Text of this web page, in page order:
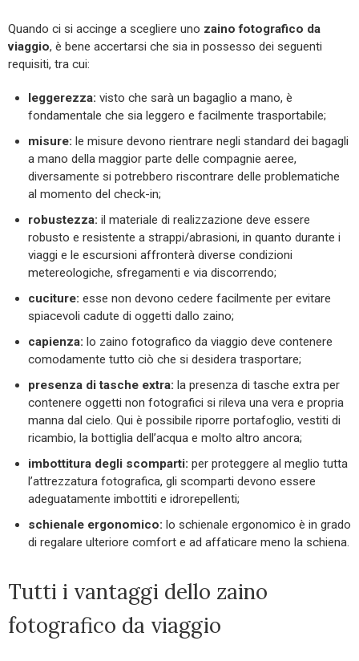
Quando ci si accinge a scegliere uno zaino fotografico da
viaggio, è bene accertarsi che sia in possesso dei seguenti
requisiti, tra cui:
leggerezza: visto che sarà un bagaglio a mano, è
fondamentale che sia leggero e facilmente trasportabile;
misure: le misure devono rientrare negli standard dei bagagli
a mano della maggior parte delle compagnie aeree,
diversamente si potrebbero riscontrare delle problematiche
al momento del check-in;
robustezza: il materiale di realizzazione deve essere
robusto e resistente a strappi/abrasioni, in quanto durante i
viaggi e le escursioni affronterà diverse condizioni
metereologiche, sfregamenti e via discorrendo;
cuciture: esse non devono cedere facilmente per evitare
spiacevoli cadute di oggetti dallo zaino;
capienza: lo zaino fotografico da viaggio deve contenere
comodamente tutto ciò che si desidera trasportare;
presenza di tasche extra: la presenza di tasche extra per
contenere oggetti non fotografici si rileva una vera e propria
manna dal cielo. Qui è possibile riporre portafoglio, vestiti di
ricambio, la bottiglia dell’acqua e molto altro ancora;
imbottitura degli scomparti: per proteggere al meglio tutta
l’attrezzatura fotografica, gli scomparti devono essere
adeguatamente imbottiti e idrorepellenti;
schienale ergonomico: lo schienale ergonomico è in grado
di regalare ulteriore comfort e ad affaticare meno la schiena.
Tutti i vantaggi dello zaino
fotografico da viaggio